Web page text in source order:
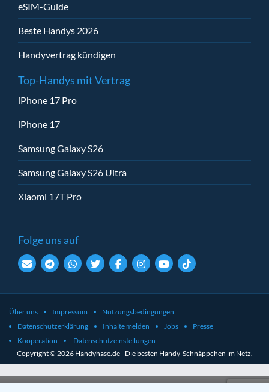
eSIM-Guide
Beste Handys 2026
Handyvertrag kündigen
Top-Handys mit Vertrag
iPhone 17 Pro
iPhone 17
Samsung Galaxy S26
Samsung Galaxy S26 Ultra
Xiaomi 17T Pro
Folge uns auf
Über uns Impressum
Nutzungsbedingungen
Datenschutzerklärung
Inhalte melden Jobs
Presse
Kooperation
Datenschutzeinstellungen
Copyright © 2026 Handyhase.de - Die besten Handy-Schnäppchen im Netz.